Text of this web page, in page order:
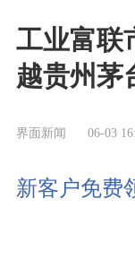
工业富联
越贵州茅
界面新闻 06-03
新客户免费